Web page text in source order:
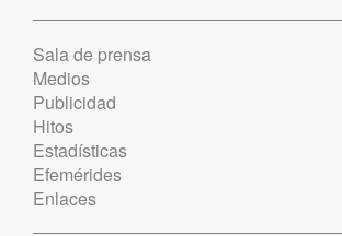
Sala de prensa
Medios
Publicidad
Hitos
Estadísticas
Efemérides
Enlaces